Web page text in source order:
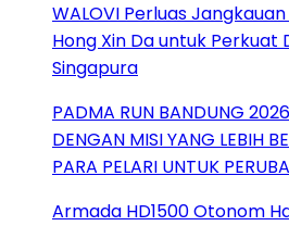
WALOVI Perluas
Hong Xin Da untuk Perkuat
Singapura
PADMA RUN BANDUNG
DENGAN MISI YANG LEBIH
PARA PELARI UNTUK
Armada HD1500 Otonom